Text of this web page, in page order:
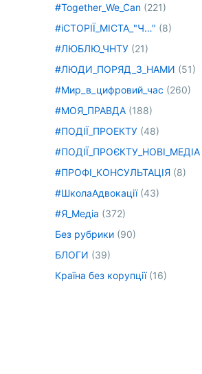
#Together_We_Can (221)
#іСТОРІЇ_МІСТА_"Ч…" (8)
#ЛЮБЛЮ_ЧНТУ (21)
#ЛЮДИ_ПОРЯД_З_НАМИ (51)
#Мир_в_цифровий_час (260)
#МОЯ_ПРАВДА (188)
#ПОДІЇ_ПРОЕКТУ (48)
#ПОДІЇ_ПРОЄКТУ_НОВІ_МЕДІА
#ПРОФІ_КОНСУЛЬТАЦІЯ (8)
#ШколаАдвокації(43)
#Я_Медіа (372)
Без рубрики (90)
БЛОГИ (39)
Країна без корупції(16)